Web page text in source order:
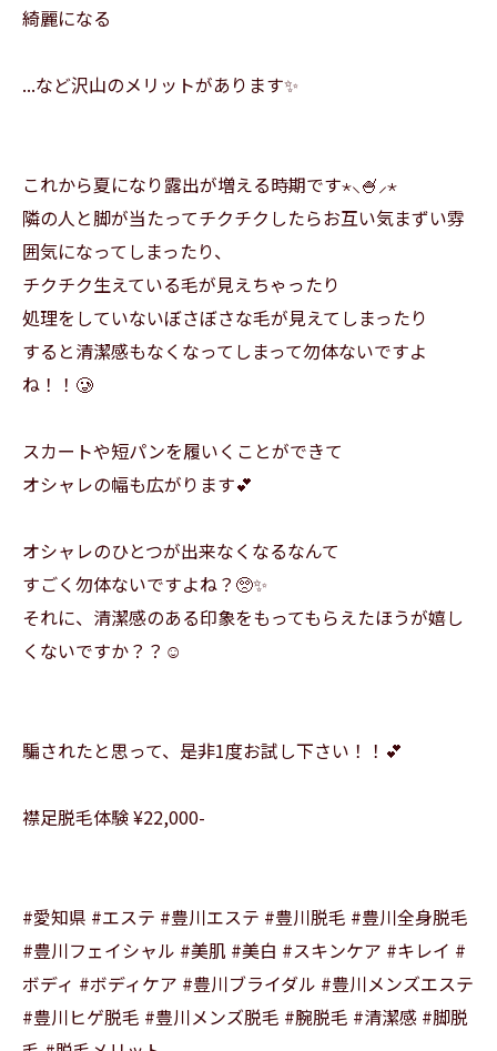
綺麗になる
...など沢山のメリットがあります✨️
これから夏になり露出が増える時期です⋆⸜🍧⸝⋆
隣の人と脚が当たってチクチクしたらお互い気まずい雰
囲気になってしまったり、
チクチク生えている毛が見えちゃったり
処理をしていないぼさぼさな毛が見えてしまったり
すると清潔感もなくなってしまって勿体ないですよ
ね！！🥲
スカートや短パンを履いくことができて
オシャレの幅も広がります‎💕︎
オシャレのひとつが出来なくなるなんて
すごく勿体ないですよね？🥺✨
それに、清潔感のある印象をもってもらえたほうが嬉し
くないですか？？☺️
騙されたと思って、是非1度お試し下さい！！💕
襟足脱毛体験 ¥22,000-
#愛知県 #エステ #豊川エステ #豊川脱毛 #豊川全身脱毛
#豊川フェイシャル #美肌 #美白 #スキンケア #キレイ #
ボディ #ボディケア #豊川ブライダル #豊川メンズエステ
#豊川ヒゲ脱毛 #豊川メンズ脱毛 #腕脱毛 #清潔感 #脚脱